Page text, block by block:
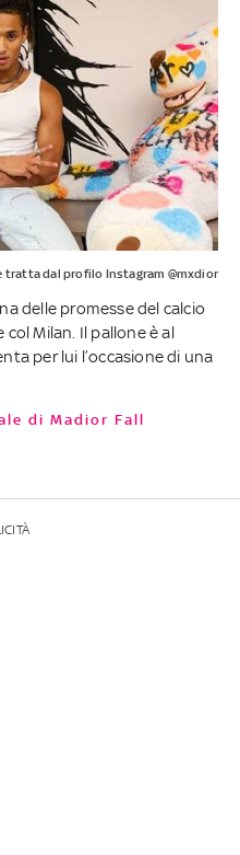
tratta dal profilo Instagram @mxdior
delle promesse del calcio
Milan. Il pallone è al
per lui l’occasione di una
di Madior Fall